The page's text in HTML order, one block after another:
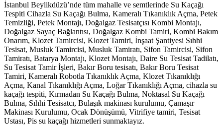
İstanbul Beylikdüzü’nde tüm mahalle ve semtlerinde Su Kaçağı
Tespiti Cihazla Su Kaçağı Bulma, Kameralı Tıkanıklık Açma, Petek
Temizliği, Petek Montajı, Doğalgaz Tesisatçısı Kombi Montajı,
Doğalgaz Sayaç Bağlantısı, Doğalgaz Kombi Tamiri, Kombi Bakım
Onarım, Klozet Tamircisi, Klozet Tamiri, İnşaat Şantiyesi Sıhhi
Tesisat, Musluk Tamircisi, Musluk Tamiratı, Sifon Tamircisi, Sifon
Tamiratı, Batarya Montajı, Klozet Montajı, Daire Su Tesisat Tadilatı,
Su Tesisat Tamir İşleri, Bakır Boru tesisatı, Bakır Boru Tesisat
Tamiri, Kameralı Robotla Tıkanıklık Açma, Klozet Tıkanıklığı
Açma, Kanal Tıkanıklığı Açma, Loğar Tıkanıklığı Açma, cihazla su
kaçağı tespiti, Kırmadan Su Kaçağı Bulma, Noktasal Su Kaçağı
Bulma, Sıhhi Tesisatcı, Bulaşık makinası kurulumu, Çamaşır
Makinası Kurulumu, Ocak Dönüşümü, Vitrifiye tamiri, Tesisat
Ustası, Pis su kaçağı hizmetleri sunmaktayız.